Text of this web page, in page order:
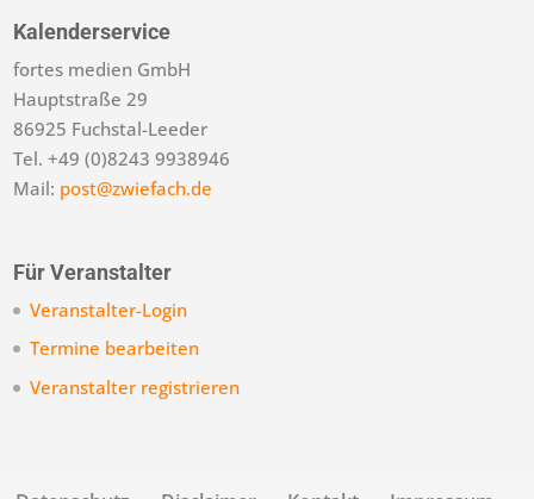
Kalenderservice
fortes medien GmbH
Hauptstraße 29
86925 Fuchstal-Leeder
Tel. +49 (0)8243 9938946
Mail: post@zwiefach.de
Für Veranstalter
Veranstalter-Login
Termine bearbeiten
Veranstalter registrieren